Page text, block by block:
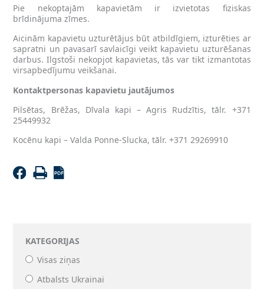
KATEGORIJAS
Visas ziņas
Atbalsts Ukrainai
Pie nekoptajām kapavietām ir izvietotas fiziskas
brīdinājuma zīmes.
Aicinām kapavietu uzturētājus būt atbildīgiem, izturēties ar
sapratni un pavasarī savlaicīgi veikt kapavietu uzturēšanas
darbus. Ilgstoši nekopjot kapavietas, tās var tikt izmantotas
virsapbedījumu veikšanai.
Kontaktpersonas kapavietu jautājumos
Pilsētas, Brēžas, Dīvala kapi – Agris Rudzītis, tālr. +371
25449932
Kocēnu kapi – Valda Ponne-Slucka, tālr. +371 29269910